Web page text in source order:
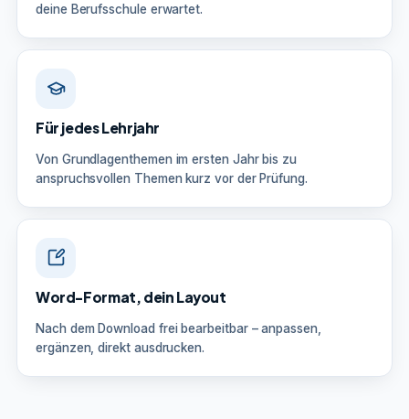
deine Berufsschule erwartet.
Für jedes Lehrjahr
Von Grundlagenthemen im ersten Jahr bis zu
anspruchsvollen Themen kurz vor der Prüfung.
Word-Format, dein Layout
Nach dem Download frei bearbeitbar – anpassen,
ergänzen, direkt ausdrucken.